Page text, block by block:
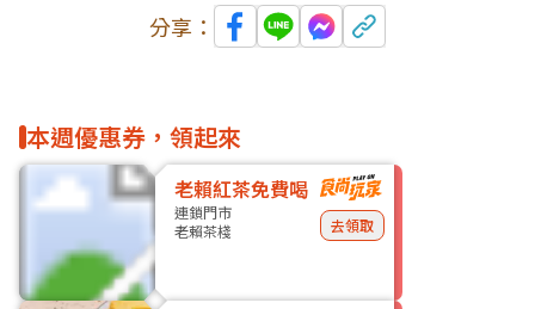
分享：
本週優惠券，領起來
老賴紅茶免費喝
連鎖門市
老賴茶棧
去領取